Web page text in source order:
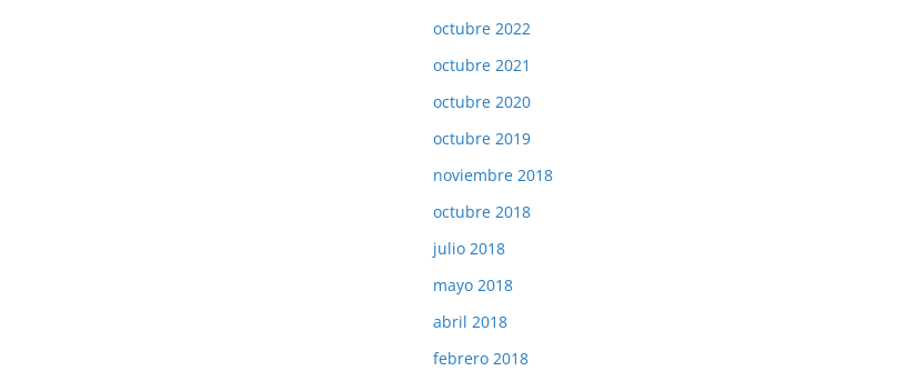
octubre 2022
octubre 2021
octubre 2020
octubre 2019
noviembre 2018
octubre 2018
julio 2018
mayo 2018
abril 2018
febrero 2018